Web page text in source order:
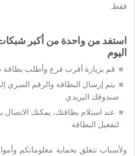
فقط.
استفد من واحدة من أكبر
اليوم
قم بزيارة أقرب فرع وأطلب
يتم إرسال البطاقة والرقم السري
صندوقك البريدي
لتفعيل البطاقة
ولأسباب تتعلق بحماية معلوماتكم